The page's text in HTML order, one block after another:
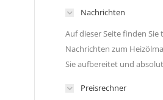
Nachrichten
Auf dieser Seite finden
Nachrichten zum
Sie aufbereitet und absolut
Preisrechner